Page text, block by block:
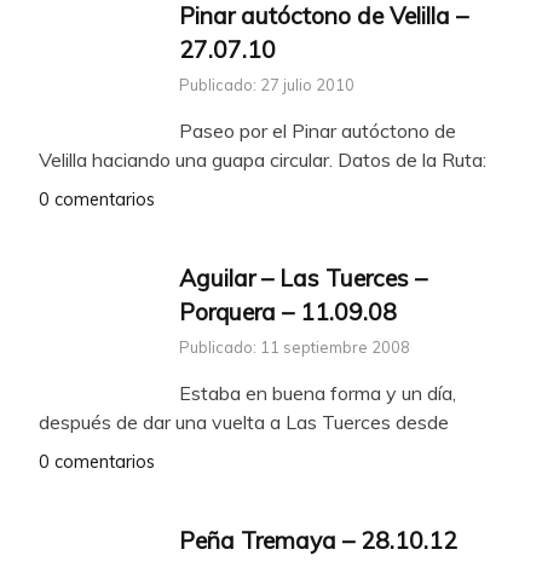
Pinar autóctono de Velilla –
27.07.10
Publicado: 27 julio 2010
Paseo por el Pinar autóctono de
Velilla haciando una guapa circular. Datos de la Ruta:
0 comentarios
Aguilar – Las Tuerces –
Porquera – 11.09.08
Publicado: 11 septiembre 2008
Estaba en buena forma y un día,
después de dar una vuelta a Las Tuerces desde
0 comentarios
Peña Tremaya – 28.10.12